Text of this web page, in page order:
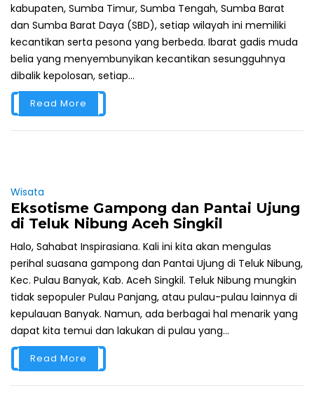
kabupaten, Sumba Timur, Sumba Tengah, Sumba Barat
dan Sumba Barat Daya (SBD), setiap wilayah ini memiliki
kecantikan serta pesona yang berbeda. Ibarat gadis muda
belia yang menyembunyikan kecantikan sesungguhnya
dibalik kepolosan, setiap...
Read More
Wisata
Eksotisme Gampong dan Pantai Ujung
di Teluk Nibung Aceh Singkil
Halo, Sahabat Inspirasiana. Kali ini kita akan mengulas
perihal suasana gampong dan Pantai Ujung di Teluk Nibung,
Kec. Pulau Banyak, Kab. Aceh Singkil. Teluk Nibung mungkin
tidak sepopuler Pulau Panjang, atau pulau-pulau lainnya di
kepulauan Banyak. Namun, ada berbagai hal menarik yang
dapat kita temui dan lakukan di pulau yang...
Read More